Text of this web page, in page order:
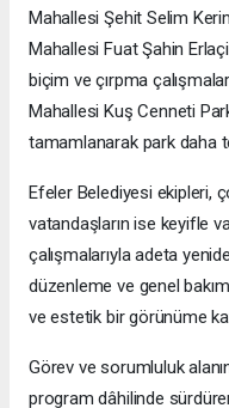
Mahallesi Şehit Selim
Mahallesi Fuat Şahin
biçim ve çırpma
Mahallesi Kuş Cenneti
tamamlanarak park daha
Efeler Belediyesi ekipleri,
vatandaşların ise keyifle
çalışmalarıyla adeta
düzenleme ve genel
ve estetik bir görünüme
Görev ve sorumluluk
program dâhilinde